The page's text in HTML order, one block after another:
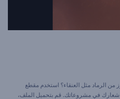
من الرماد مثل العنقاء؟ استخدم مقطع
في مشروعاتك. قم بتحميل الملف،